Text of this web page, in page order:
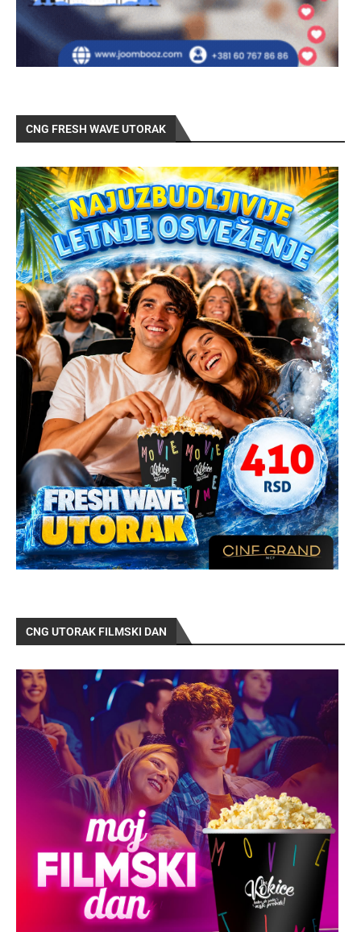
CNG FRESH WAVE UTORAK
CNG UTORAK FILMSKI DAN